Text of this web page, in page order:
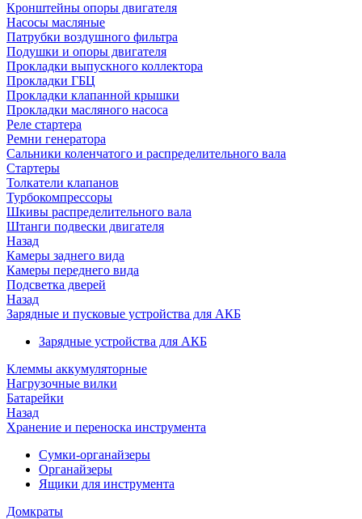
Кронштейны опоры двигателя
Насосы масляные
Патрубки воздушного фильтра
Подушки и опоры двигателя
Прокладки выпускного коллектора
Прокладки ГБЦ
Прокладки клапанной крышки
Прокладки масляного насоса
Реле стартера
Ремни генератора
Сальники коленчатого и распределительного вала
Стартеры
Толкатели клапанов
Турбокомпрессоры
Шкивы распределительного вала
Штанги подвески двигателя
Назад
Камеры заднего вида
Камеры переднего вида
Подсветка дверей
Назад
Зарядные и пусковые устройства для АКБ
Зарядные устройства для АКБ
Клеммы аккумуляторные
Нагрузочные вилки
Батарейки
Назад
Хранение и переноска инструмента
Сумки-органайзеры
Органайзеры
Ящики для инструмента
Домкраты